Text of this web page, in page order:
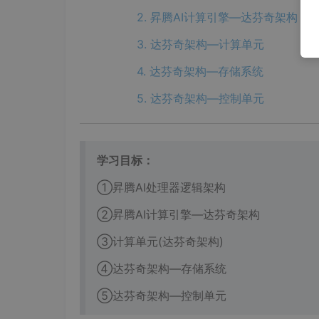
2. 昇腾AI计算引擎—达芬奇架构
3. 达芬奇架构—计算单元
4. 达芬奇架构—存储系统
5. 达芬奇架构—控制单元
学习目标：
①昇腾AI处理器逻辑架构
②昇腾AI计算引擎—达芬奇架构
③计算单元(达芬奇架构)
④达芬奇架构—存储系统
⑤达芬奇架构—控制单元